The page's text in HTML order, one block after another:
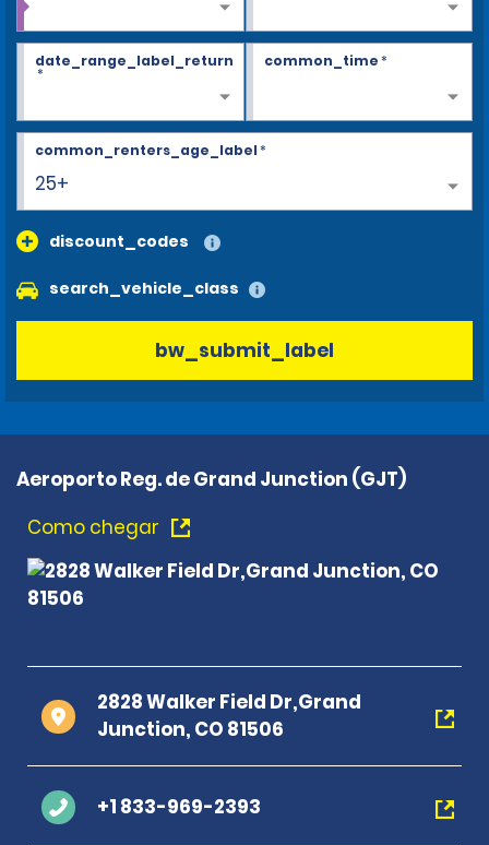
date_range_label_return
*
common_time*
25+
common_renters_age_label*
discount_codes
search_vehicle_class
bw_submit_label
Aeroporto Reg. de Grand Junction (GJT)
Como chegar
2828 Walker Field Dr,Grand
Junction, CO 81506
+1 833-969-2393